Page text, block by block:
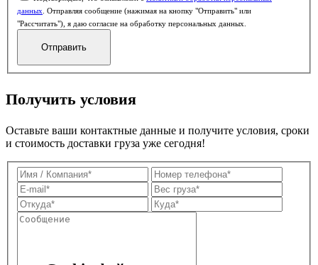
данных. Отправляя сообщение (нажимая на кнопку "Отправить" или
"Рассчитать"), я даю согласие на обработку персональных данных.
Получить условия
Оставьте ваши контактные данные и получите условия, сроки
и стоимость доставки груза уже сегодня!